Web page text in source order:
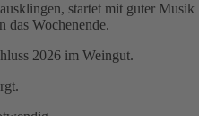
startet mit guter Musik
das Wochenende.
2026 im Weingut.